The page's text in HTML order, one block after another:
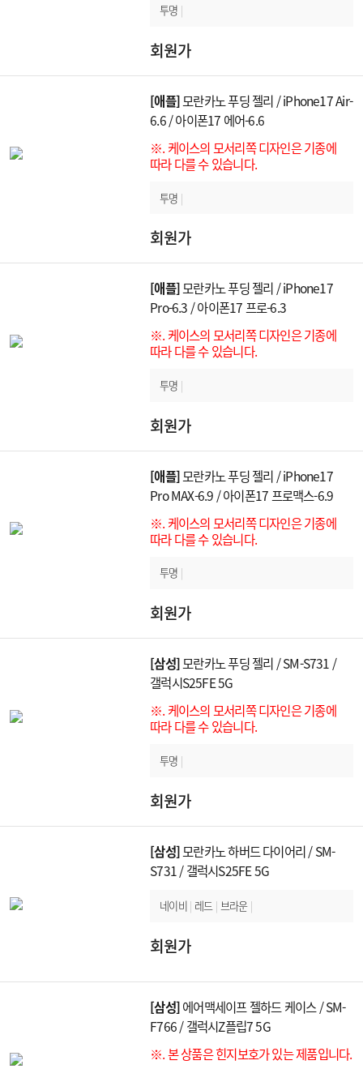
투명 |
회원가
[애플]모란카노 푸딩 젤리 / iPhone17 Air-
6.6 / 아이폰17 에어-6.6
※. 케이스의 모서리쪽 디자인은 기종에
따라 다를 수 있습니다.
투명 |
회원가
[애플]모란카노 푸딩 젤리 / iPhone17
Pro-6.3 / 아이폰17 프로-6.3
※. 케이스의 모서리쪽 디자인은 기종에
따라 다를 수 있습니다.
투명 |
회원가
[애플]모란카노 푸딩 젤리 / iPhone17
Pro MAX-6.9 / 아이폰17 프로맥스-6.9
※. 케이스의 모서리쪽 디자인은 기종에
따라 다를 수 있습니다.
투명 |
회원가
[삼성]모란카노 푸딩 젤리 / SM-S731 /
갤럭시S25FE 5G
※. 케이스의 모서리쪽 디자인은 기종에
따라 다를 수 있습니다.
투명 |
회원가
[삼성]모란카노 하버드 다이어리 / SM-
S731 / 갤럭시S25FE 5G
네이비 | 레드 | 브라운 |
회원가
[삼성]에어맥세이프 젤하드 케이스 / SM-
F766 / 갤럭시Z플립7 5G
※. 본 상품은 힌지보호가 있는 제품입니다.